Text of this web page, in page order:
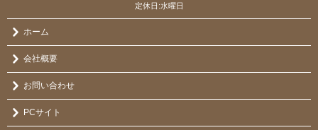
定休日:水曜日
ホーム
会社概要
お問い合わせ
PCサイト